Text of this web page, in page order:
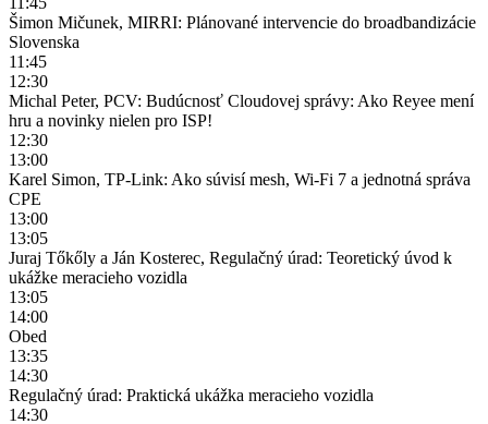
Šimon Mičunek, MIRRI: Plánované intervencie do broadbandizácie
Slovenska
11:45
12:30
Michal Peter, PCV: Budúcnosť Cloudovej správy: Ako Reyee mení
hru a novinky nielen pro ISP!
12:30
13:00
Karel Simon, TP-Link: Ako súvisí mesh, Wi-Fi 7 a jednotná správa
CPE
13:00
13:05
Juraj Tőkőly a Ján Kosterec, Regulačný úrad: Teoretický úvod k
ukážke meracieho vozidla
13:05
14:00
Obed
13:35
14:30
Regulačný úrad: Praktická ukážka meracieho vozidla
14:30